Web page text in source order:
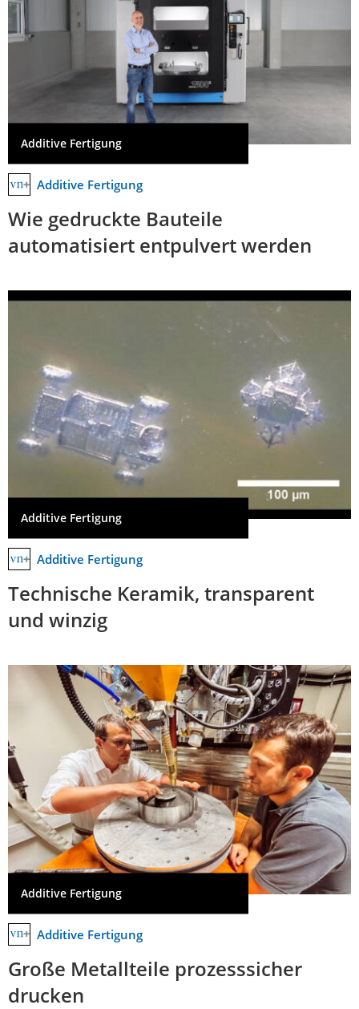
Additive Fertigung
Additive Fertigung
Wie gedruckte Bauteile
automatisiert entpulvert werden
Additive Fertigung
Additive Fertigung
Technische Keramik, transparent
und winzig
Additive Fertigung
Additive Fertigung
Große Metallteile prozesssicher
drucken